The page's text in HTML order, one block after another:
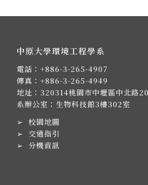
中原大學環境工程學系
電話： +886-3-265-4907
傳真：+886-3-265-4949
地址： 320314桃園市中壢區中北路
系辦公室：生物科技館3樓302室
➢ 校園地圖
➢ 交通指引
➢ 分機資訊